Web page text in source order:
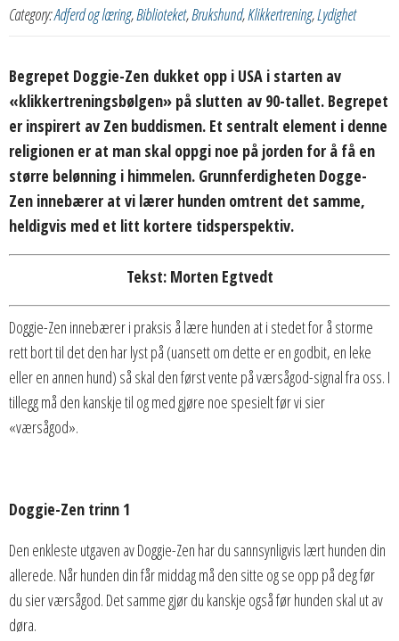
Category:Adferd og læring,Biblioteket,Brukshund,Klikkertrening,Lydighet
Begrepet Doggie-Zen dukket opp i USA i starten av
«klikkertreningsbølgen» på slutten av 90-tallet. Begrepet
er inspirert av Zen buddismen. Et sentralt element i denne
religionen er at man skal oppgi noe på jorden for å få en
større belønning i himmelen. Grunnferdigheten Dogge-
Zen innebærer at vi lærer hunden omtrent det samme,
heldigvis med et litt kortere tidsperspektiv.
Tekst: Morten Egtvedt
Doggie-Zen innebærer i praksis å lære hunden at i stedet for å storme
rett bort til det den har lyst på (uansett om dette er en godbit, en leke
eller en annen hund) så skal den først vente på værsågod-signal fra oss. I
tillegg må den kanskje til og med gjøre noe spesielt før vi sier
«værsågod».
Doggie-Zen trinn 1
Den enkleste utgaven av Doggie-Zen har du sannsynligvis lært hunden din
allerede. Når hunden din får middag må den sitte og se opp på deg før
du sier værsågod. Det samme gjør du kanskje også før hunden skal ut av
døra.